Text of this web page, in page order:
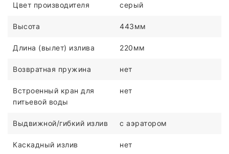
Цвет производителя серый
Высота 443мм
Длина (вылет) излива 220мм
Возвратная пружина нет
Встроенный кран для
питьевой воды
нет
Выдвижной/гибкий излив с аэратором
Каскадный излив нет